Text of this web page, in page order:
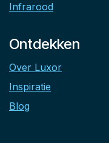
Infrarood
Ontdekken
Over Luxor
Inspiratie
Blog